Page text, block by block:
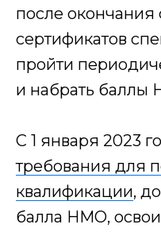
после окончания
сертификатов
пройти
и набрать баллы
С 1 января 2023
требования для
квалификации,
балла НМО,
Заключаемся с
Обучение
+7
ПОЛУЧИТЬ